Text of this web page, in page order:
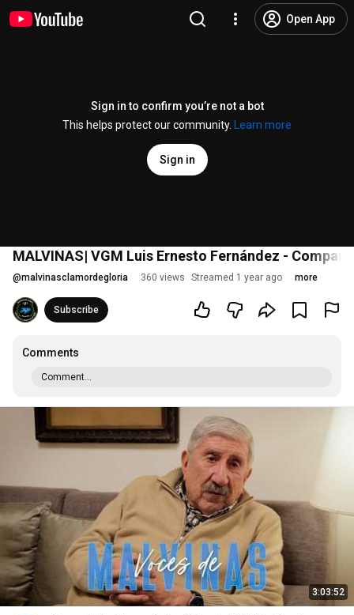
Open App
Sign in to confirm you’re not a bot
This helps protect our community.
Learn more
Sign in
MALVINAS| VGM Luis Ernesto Fernández -
@malvinasclamordegloria 360 views Streamed 1 year ago more
Subscribe
Comments
Comment...
3:03:52